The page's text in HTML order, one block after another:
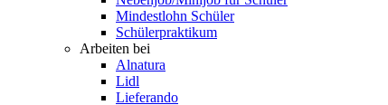
Mindestlohn Schüler
Schülerpraktikum
Arbeiten bei
Alnatura
Lidl
Lieferando